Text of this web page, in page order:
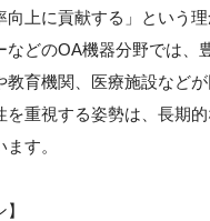
上に貢献する」という
どのOA機器分野では
育機関、医療施設など
を重視する姿勢は、長期
す。